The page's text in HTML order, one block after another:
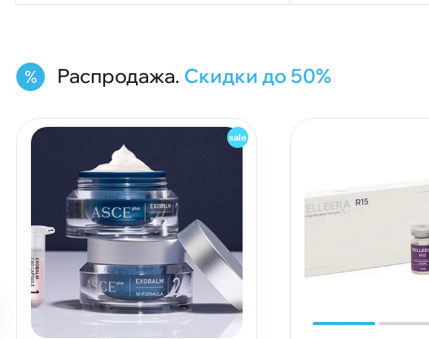
Распродажа. Скидки до 50%